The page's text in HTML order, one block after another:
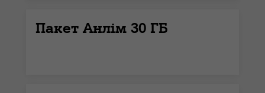
Пакет Анлім 30 ГБ